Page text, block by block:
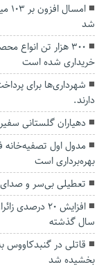
شد
۳۰۰ هزار تن
خریداری شده است
شهرداری‌ها برای
دارند.
دهیاران گلستانی
مدول اول تصفیه‌خانه
بهره‌برداری است
تعطیلی بی‌سر و صدای
افزایش ۲۰
سال گذشته
قاتلی در گنبدکاووس
بخشیده شد